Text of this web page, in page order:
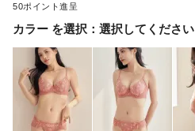
50
カラー 選択してください